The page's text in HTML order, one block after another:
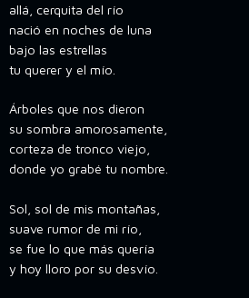
allá, cerquita del río
nació en noches de luna
bajo las estrellas
tu querer y el mío.
Árboles que nos dieron
su sombra amorosamente,
corteza de tronco viejo,
donde yo grabé tu nombre.
Sol, sol de mis montañas,
suave rumor de mi río,
se fue lo que más quería
y hoy lloro por su desvío.